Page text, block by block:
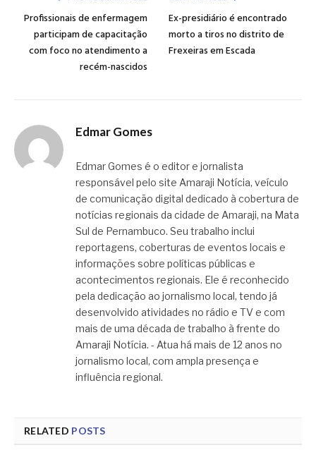
Profissionais de enfermagem
participam de capacitação
com foco no atendimento a
recém-nascidos
Ex-presidiário é encontrado
morto a tiros no distrito de
Frexeiras em Escada
Edmar Gomes
Edmar Gomes é o editor e jornalista
responsável pelo site Amaraji Notícia, veículo
de comunicação digital dedicado à cobertura de
notícias regionais da cidade de Amaraji, na Mata
Sul de Pernambuco. Seu trabalho inclui
reportagens, coberturas de eventos locais e
informações sobre políticas públicas e
acontecimentos regionais. Ele é reconhecido
pela dedicação ao jornalismo local, tendo já
desenvolvido atividades no rádio e TV e com
mais de uma década de trabalho à frente do
Amaraji Notícia. - Atua há mais de 12 anos no
jornalismo local, com ampla presença e
influência regional.
RELATED POSTS